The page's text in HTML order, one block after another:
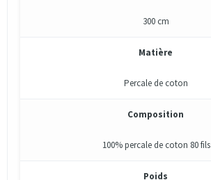
300 cm
Matière
Percale de coton
Composition
100% percale de coton 80 fils
Poids